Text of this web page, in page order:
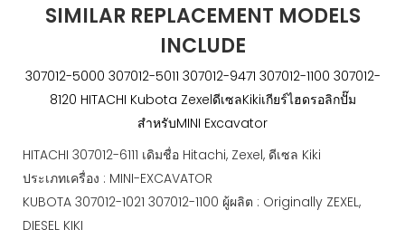
SIMILAR REPLACEMENT MODELS
INCLUDE
307012-5000 307012-5011 307012-9471 307012-1100 307012-
8120 HITACHI Kubota ZexelดีเซลKikiเกียร์ไฮดรอลิกปั๊ม
สำหรับMINI Excavator
HITACHI 307012-6111 เดิมชื่อ Hitachi, Zexel, ดีเซล Kiki
ประเภทเครื่อง : MINI-EXCAVATOR
KUBOTA 307012-1021 307012-1100 ผู้ผลิต : Originally ZEXEL,
DIESEL KIKI